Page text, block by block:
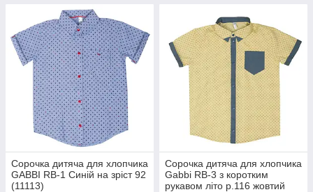
Сорочка дитяча для хлопчика
GABBI RB-1 Синій на зріст 92
(11113)
Сорочка дитяча для хлопчика
Gabbi RB-3 з коротким
рукавом літо р.116 жовтий